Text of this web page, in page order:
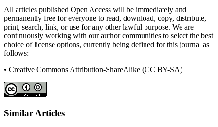
All articles published Open Access will be immediately and
permanently free for everyone to read, download, copy, distribute,
print, search, link, or use for any other lawful purpose. We are
continuously working with our author communities to select the best
choice of license options, currently being defined for this journal as
follows:
• Creative Commons Attribution-ShareAlike (CC BY-SA)
Similar Articles